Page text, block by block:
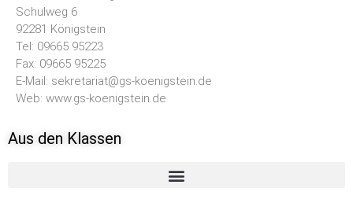
Schulweg 6
92281 Königstein
Tel: 09665 95223
Fax: 09665 95225
E-Mail: sekretariat@gs-koenigstein.de
Web: www.gs-koenigstein.de
Aus den Klassen